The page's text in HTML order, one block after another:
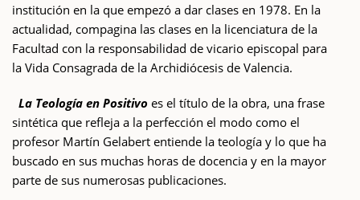
institución en la que empezó a dar clases en 1978. En la
actualidad, compagina las clases en la licenciatura de la
Facultad con la responsabilidad de vicario episcopal para
la Vida Consagrada de la Archidiócesis de Valencia.
La Teología en Positivo es el título de la obra, una frase
sintética que refleja a la perfección el modo como el
profesor Martín Gelabert entiende la teología y lo que ha
buscado en sus muchas horas de docencia y en la mayor
parte de sus numerosas publicaciones.